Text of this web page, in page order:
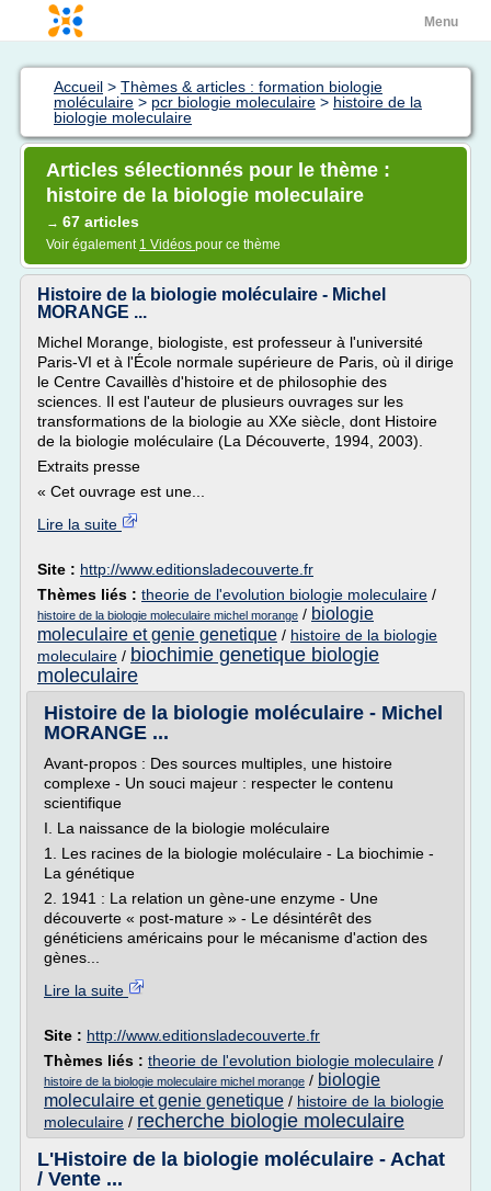
Menu
Accueil > Thèmes & articles : formation biologie
moléculaire > pcr biologie moleculaire > histoire de la
biologie moleculaire
Articles sélectionnés pour le thème :
histoire de la biologie moleculaire
→ 67 articles
Voir également 1 Vidéos pour ce thème
Histoire de la biologie moléculaire - Michel
MORANGE ...
Michel Morange, biologiste, est professeur à l'université
Paris-VI et à l'École normale supérieure de Paris, où il dirige
le Centre Cavaillès d'histoire et de philosophie des
sciences. Il est l'auteur de plusieurs ouvrages sur les
transformations de la biologie au XXe siècle, dont Histoire
de la biologie moléculaire (La Découverte, 1994, 2003).
Extraits presse
« Cet ouvrage est une...
Lire la suite
Site : http://www.editionsladecouverte.fr
Thèmes liés : theorie de l'evolution biologie moleculaire /
histoire de la biologie moleculaire michel morange / biologie
moleculaire et genie genetique / histoire de la biologie
moleculaire / biochimie genetique biologie
moleculaire
Histoire de la biologie moléculaire - Michel
MORANGE ...
Avant-propos : Des sources multiples, une histoire
complexe - Un souci majeur : respecter le contenu
scientifique
I. La naissance de la biologie moléculaire
1. Les racines de la biologie moléculaire - La biochimie -
La génétique
2. 1941 : La relation un gène-une enzyme - Une
découverte « post-mature » - Le désintérêt des
généticiens américains pour le mécanisme d'action des
gènes...
Lire la suite
Site : http://www.editionsladecouverte.fr
Thèmes liés : theorie de l'evolution biologie moleculaire /
histoire de la biologie moleculaire michel morange / biologie
moleculaire et genie genetique / histoire de la biologie
moleculaire / recherche biologie moleculaire
L'Histoire de la biologie moléculaire - Achat
/ Vente ...